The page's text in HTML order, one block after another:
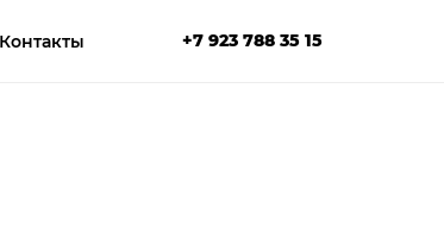
Контакты +7 923 788 35 15